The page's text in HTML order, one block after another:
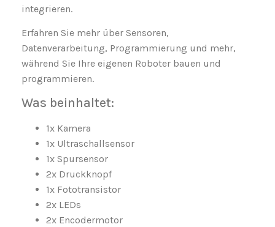
integrieren.
Erfahren Sie mehr über Sensoren,
Datenverarbeitung, Programmierung und mehr,
während Sie Ihre eigenen Roboter bauen und
programmieren.
Was beinhaltet:
1x Kamera
1x Ultraschallsensor
1x Spursensor
2x Druckknopf
1x Fototransistor
2x LEDs
2x Encodermotor